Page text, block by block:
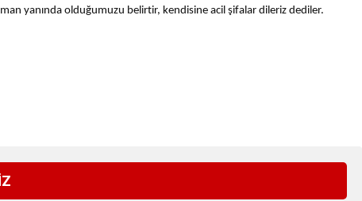
yanında olduğumuzu belirtir, kendisine acil şifalar dileriz dediler.